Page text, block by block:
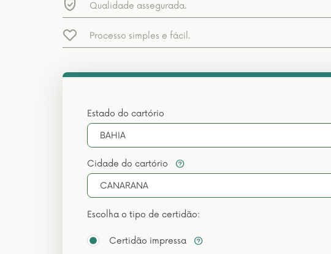
Qualidade assegurada.
Processo simples e fácil.
Estado do cartório
BAHIA
Cidade do cartório
CANARANA
Escolha o tipo de certidão:
Certidão impressa